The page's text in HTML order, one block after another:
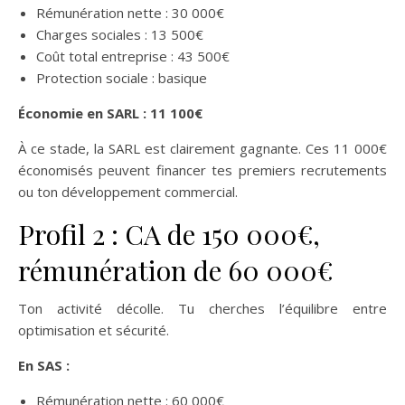
Rémunération nette : 30 000€
Charges sociales : 13 500€
Coût total entreprise : 43 500€
Protection sociale : basique
Économie en SARL : 11 100€
À ce stade, la SARL est clairement gagnante. Ces 11 000€
économisés peuvent financer tes premiers recrutements
ou ton développement commercial.
Profil 2 : CA de 150 000€,
rémunération de 60 000€
Ton activité décolle. Tu cherches l’équilibre entre
optimisation et sécurité.
En SAS :
Rémunération nette : 60 000€